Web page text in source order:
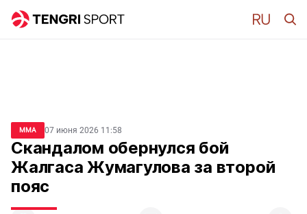
MMA 07 июня 2026 11:58
Скандалом обернулся бой
Жалгаса Жумагулова за второй
пояс